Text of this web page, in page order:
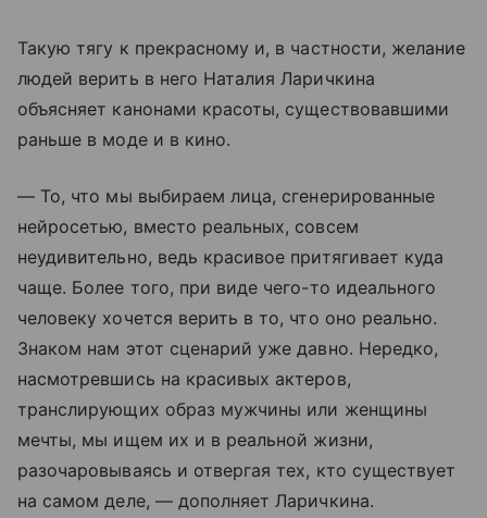
Такую тягу к прекрасному и, в частности, желание
людей верить в него Наталия Ларичкина
объясняет канонами красоты, существовавшими
раньше в моде и в кино.
— То, что мы выбираем лица, сгенерированные
нейросетью, вместо реальных, совсем
неудивительно, ведь красивое притягивает куда
чаще. Более того, при виде чего-то идеального
человеку хочется верить в то, что оно реально.
Знаком нам этот сценарий уже давно. Нередко,
насмотревшись на красивых актеров,
транслирующих образ мужчины или женщины
мечты, мы ищем их и в реальной жизни,
разочаровываясь и отвергая тех, кто существует
на самом деле, — дополняет Ларичкина.